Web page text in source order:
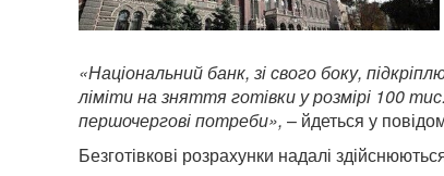
«Національний банк, зі свого боку,
ліміти на зняття готівки у розмірі 100
першочергові потреби», – йдеться у
Безготівкові розрахунки надалі